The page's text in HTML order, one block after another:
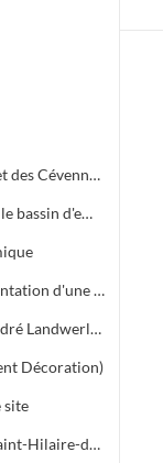
Association du Comité de bassin d'emploi d'Alès et des Cévennes : réunions plénières et Assemblée Générale. Rapport d'activité. Contrat de développement. Projet global de développement du canton de Génolhac S.I.V.O.M. des Hautes-Cévennes
Projet de création d'une cellule de télé travail sur le bassin d'emploi d'Alès par Dominique Bourgeois de Saint-Ambroix
SAEM'Alès : Demande de subvention pour l'implantation d'une usine de fabrication de menuiserie aluminium Comal S.A. au Crès 2, Boisset-et-Gaujac
Projet de réhabilitation de la Villa Pasteur par André Landwerlin. Demande de subvention. Historique
Décoration)
site
Projet d'aménagement d'un camping 4 étoiles à Saint-Hilaire-de-Brethmas